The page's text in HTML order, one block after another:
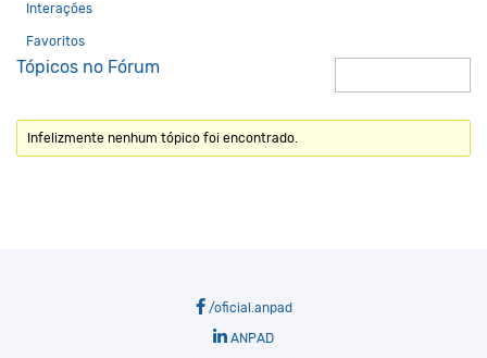
Interações
Favoritos
Tópicos no Fórum
Infelizmente nenhum tópico foi encontrado.
/oficial.anpad
ANPAD